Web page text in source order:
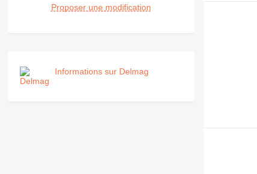
Proposer une modification
Informations sur Delmag